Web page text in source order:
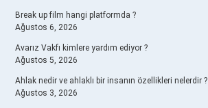
Break up film hangi platformda ?
Ağustos 6, 2026
Avarız Vakfı kimlere yardım ediyor ?
Ağustos 5, 2026
Ahlak nedir ve ahlaklı bir insanın özellikleri nelerdir ?
Ağustos 3, 2026